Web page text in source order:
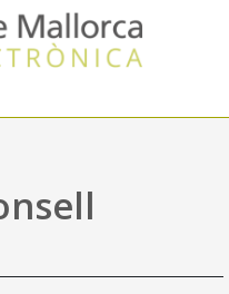
Consell de Mallorca
Accés i seguretat
Utilitats
Ajuda